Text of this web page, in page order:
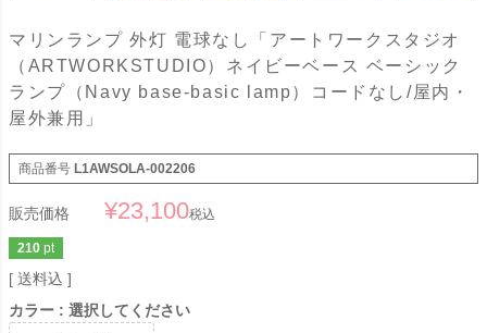
マリンランプ 外灯 電球なし「アートワークスタジオ
（ARTWORKSTUDIO）ネイビーベース ベーシック
ランプ（Navy base-basic lamp）コードなし/屋内・
屋外兼用」
商品番号 L1AWSOLA-002206
販売価格 ¥23,100税込
210 pt
送料込
カラー
選択してください